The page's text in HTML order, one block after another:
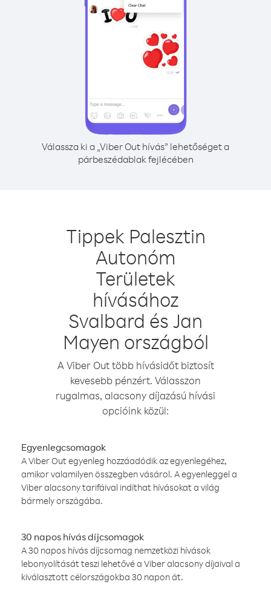
Válassza ki a „Viber Out hívás” lehetőséget a
párbeszédablak fejlécében
Tippek Palesztin
Autonóm
Területek
hívásához
Svalbard és Jan
Mayen országból
A Viber Out több hívásidőt biztosít
kevesebb pénzért. Válasszon
rugalmas, alacsony díjazású hívási
opcióink közül:
Egyenlegcsomagok
A Viber Out egyenleg hozzáadódik az egyenlegéhez,
amikor valamilyen összegben vásárol. A egyenleggel a
Viber alacsony tarifáival indíthat hívásokat a világ
bármely országába.
30 napos hívás díjcsomagok
A 30 napos hívás díjcsomag nemzetközi hívások
lebonyolítását teszi lehetővé a Viber alacsony díjaival a
kiválasztott célországokba 30 napon át.